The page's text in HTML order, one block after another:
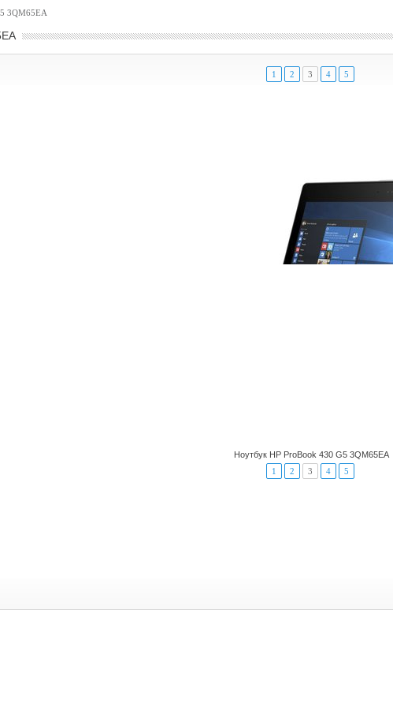
3QM65EA
1 2 3 4 5
Ноутбук HP ProBook 430 G5 3QM65EA
1
2 3 4 5